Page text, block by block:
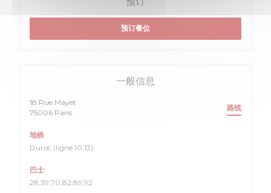
预订餐位
一般信息
18 Rue Mayet
75006 Paris((在新窗口中打开)) 路线
地铁
Duroc (ligne 10,13)
巴士
28,39,70,82,89,92